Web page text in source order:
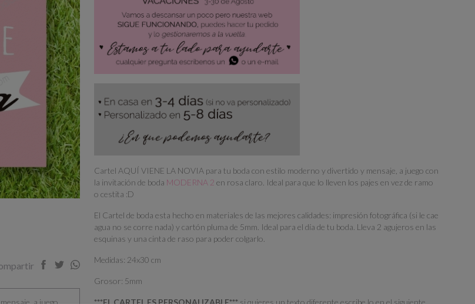
a juego
Cartel AQUÍ VIENE LA NOVIA para tu boda con estilo moderno y divertido y mensaje, a juego con
la invitación de boda MODERNA 2 en rosa claro. Ideal para que lo lleven los pajes en vez de ramo
o cestita :D
El Cartel de boda esta hecho en materiales de las mejores calidades: impresión fotográfica (si le cae
agua no se corre nada) y cartón pluma de 5mm. Ideal para el día de tu boda. Lleva 2 agujeros en las
esquinas y una cinta de raso para poder colgarlo.
Medidas: 24x30 cm
Grosor: 5mm